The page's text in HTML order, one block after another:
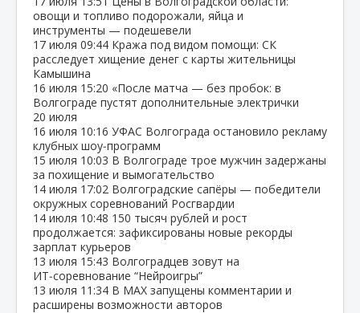
овощи и топливо подорожали, яйца и
инструменты — подешевели
17 июля 09:44 Кража под видом помощи: СК
расследует хищение денег с карты жительницы
Камышина
16 июля 15:20 «После матча — без пробок: в
Волгограде пустят дополнительные электрички
20 июля
16 июля 10:16 УФАС Волгограда остановило рекламу
клубных шоу‑программ
15 июля 10:03 В Волгограде трое мужчин задержаны
за похищение и вымогательство
14 июля 17:02 Волгоградские сапёры — победители
окружных соревнований Росгвардии
14 июля 10:48 150 тысяч рублей и рост
продолжается: зафиксированы новые рекорды
зарплат курьеров
13 июля 15:43 Волгоградцев зовут на
ИТ‑соревнование “Нейроигры”
13 июля 11:34 В МАХ запущены комментарии и
расширены возможности авторов